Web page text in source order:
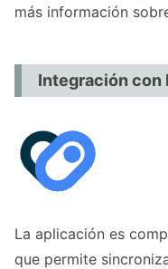
más información
Integración con
La aplicación es
que permite